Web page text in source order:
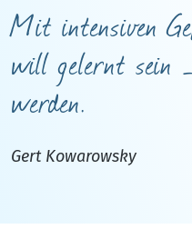
Mit intensiven
will gelernt sein
werden.
Gert Kowarowsky